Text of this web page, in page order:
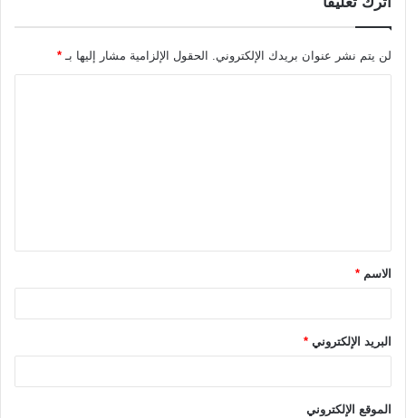
لن يتم نشر عنوان بريدك الإلكتروني. الحقول الإلزامية مشار إليها بـ *
ق
*الاسم *
البريد الإلكتروني *
الموقع الإلكتروني